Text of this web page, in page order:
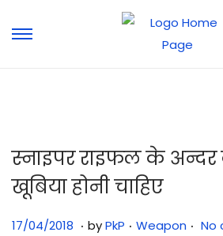
स्नाइपर राइफल के अन्दर
खूबिया होनी चाहिए
Posted on
17/04/2018 3. byPkP . Posted in
Weapon . No